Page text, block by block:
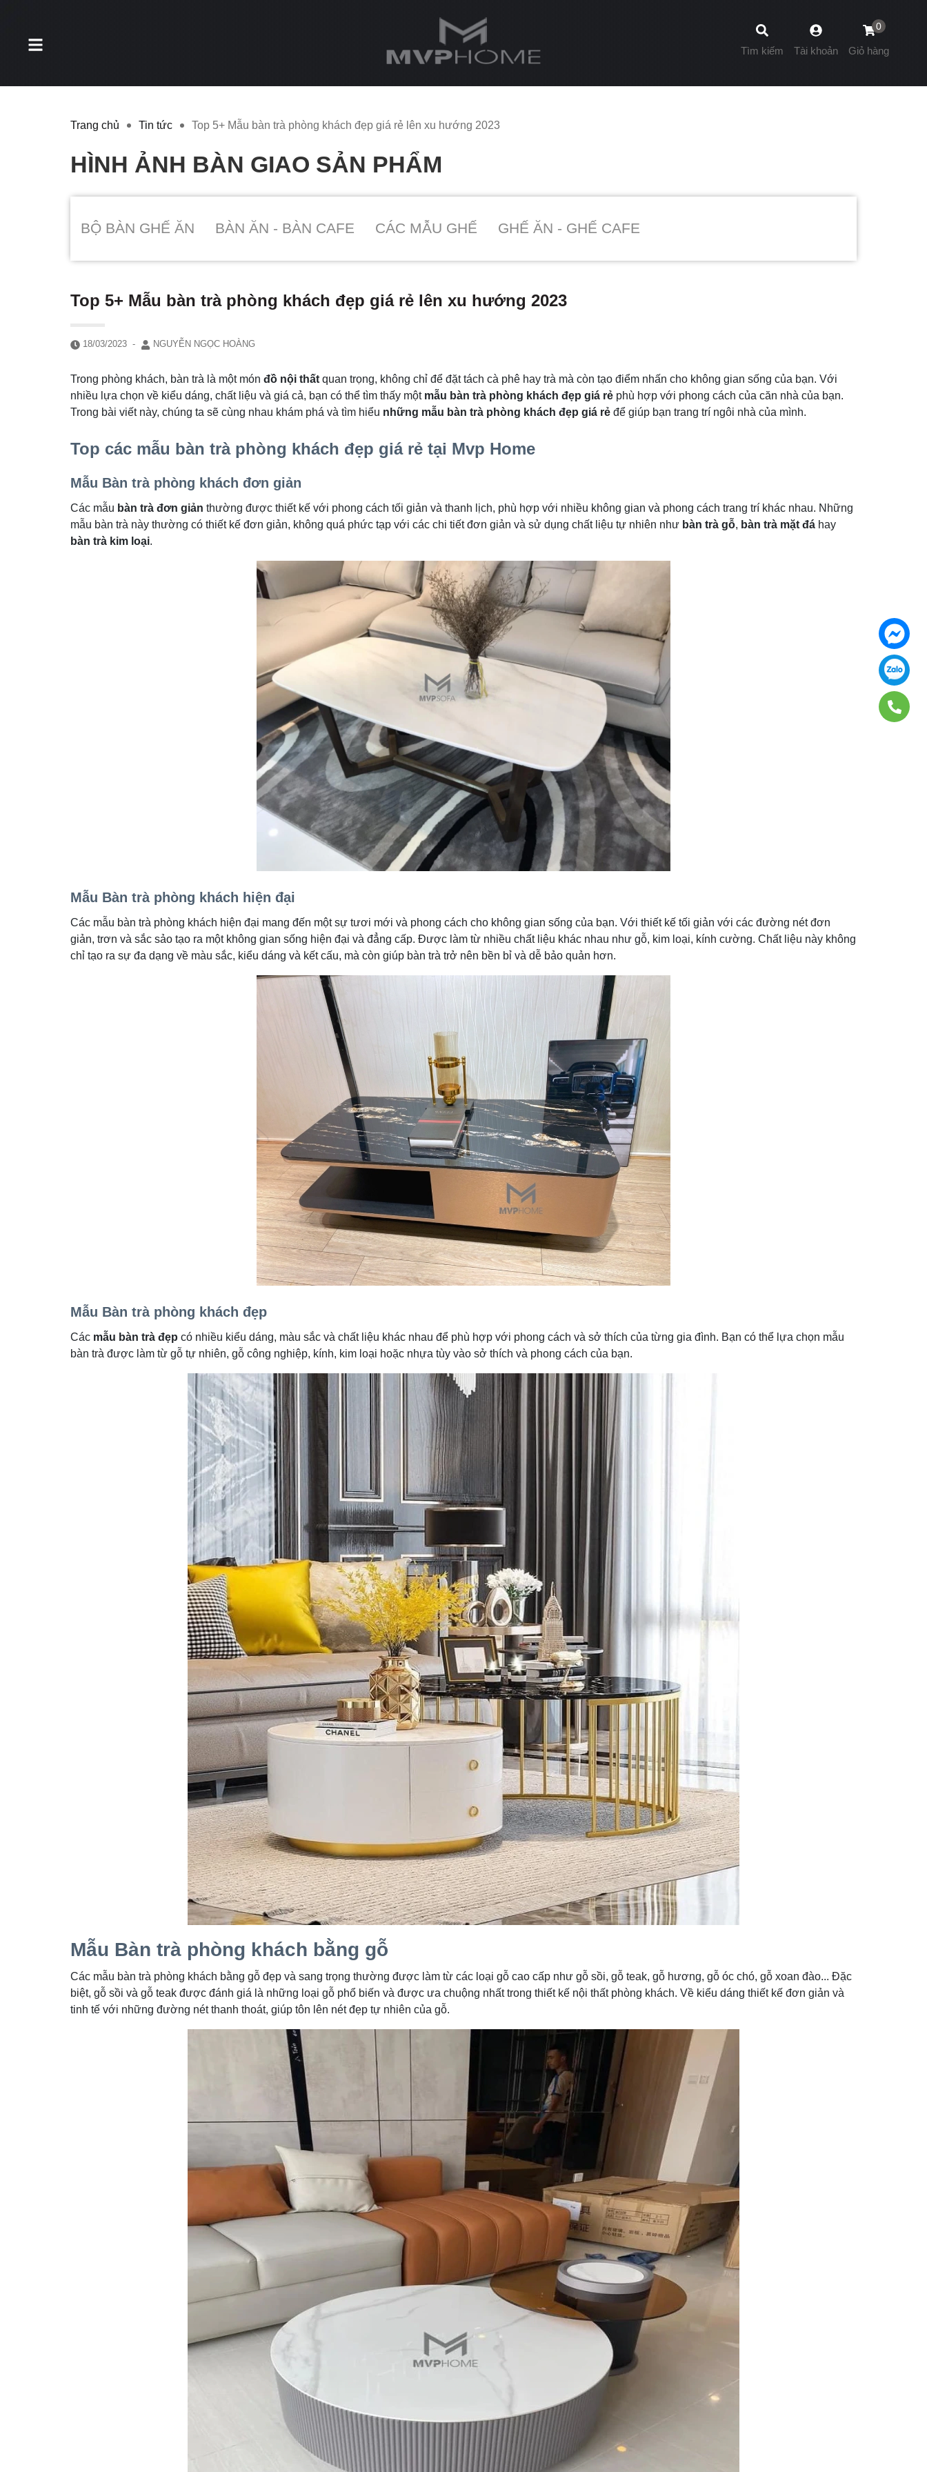
0
Giỏ hàng
Tài khoản
Tìm kiếm
Trang chủ Tin tức Top 5+ Mẫu bàn trà phòng khách đẹp giá rẻ lên xu hướng 2023
HÌNH ẢNH BÀN GIAO SẢN PHẨM
BỘ BÀN GHẾ ĂN BÀN ĂN - BÀN CAFE CÁC MẪU GHẾ GHẾ ĂN - GHẾ CAFE
Top 5+ Mẫu bàn trà phòng khách đẹp giá rẻ lên xu hướng 2023
18/03/2023 - NGUYỄN NGỌC HOÀNG
Trong phòng khách, bàn trà là một món đồ nội thất quan trọng, không chỉ để đặt tách cà phê hay trà mà còn tạo điểm nhấn cho không gian sống của bạn. Với
nhiều lựa chọn về kiểu dáng, chất liệu và giá cả, bạn có thể tìm thấy một mẫu bàn trà phòng khách đẹp giá rẻ phù hợp với phong cách của căn nhà của bạn.
Trong bài viết này, chúng ta sẽ cùng nhau khám phá và tìm hiểu những mẫu bàn trà phòng khách đẹp giá rẻ để giúp bạn trang trí ngôi nhà của mình.
Top các mẫu bàn trà phòng khách đẹp giá rẻ tại Mvp Home
Mẫu Bàn trà phòng khách đơn giản
Các mẫu bàn trà đơn giản thường được thiết kế với phong cách tối giản và thanh lịch, phù hợp với nhiều không gian và phong cách trang trí khác nhau. Những
mẫu bàn trà này thường có thiết kế đơn giản, không quá phức tạp với các chi tiết đơn giản và sử dụng chất liệu tự nhiên như bàn trà gỗ, bàn trà mặt đá hay
bàn trà kim loại.
Mẫu Bàn trà phòng khách hiện đại
Các mẫu bàn trà phòng khách hiện đại mang đến một sự tươi mới và phong cách cho không gian sống của bạn. Với thiết kế tối giản với các đường nét đơn
giản, trơn và sắc sảo tạo ra một không gian sống hiện đại và đẳng cấp. Được làm từ nhiều chất liệu khác nhau như gỗ, kim loại, kính cường. Chất liệu này không
chỉ tạo ra sự đa dạng về màu sắc, kiểu dáng và kết cấu, mà còn giúp bàn trà trở nên bền bỉ và dễ bảo quản hơn.
Mẫu Bàn trà phòng khách đẹp
Các mẫu bàn trà đẹp có nhiều kiểu dáng, màu sắc và chất liệu khác nhau để phù hợp với phong cách và sở thích của từng gia đình. Bạn có thể lựa chọn mẫu
bàn trà được làm từ gỗ tự nhiên, gỗ công nghiệp, kính, kim loại hoặc nhựa tùy vào sở thích và phong cách của bạn.
Mẫu Bàn trà phòng khách bằng gỗ
Các mẫu bàn trà phòng khách bằng gỗ đẹp và sang trọng thường được làm từ các loại gỗ cao cấp như gỗ sồi, gỗ teak, gỗ hương, gỗ óc chó, gỗ xoan đào... Đặc
biệt, gỗ sồi và gỗ teak được đánh giá là những loại gỗ phổ biến và được ưa chuộng nhất trong thiết kế nội thất phòng khách. Về kiểu dáng thiết kế đơn giản và
tinh tế với những đường nét thanh thoát, giúp tôn lên nét đẹp tự nhiên của gỗ.